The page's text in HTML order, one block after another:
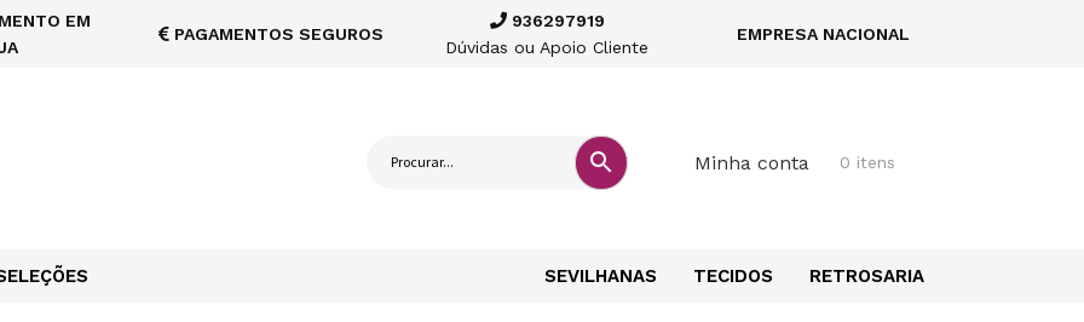
EM
PAGAMENTOS SEGUROS
936297919
Dúvidas ou Apoio Cliente
EMPRESA NACIONAL
Minha conta 0 itens
SEVILHANAS TECIDOS RETROSARIA